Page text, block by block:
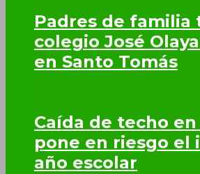
Padres de familia
colegio José
en Santo Tomás
Caída de techo
pone en riesgo el
año escolar